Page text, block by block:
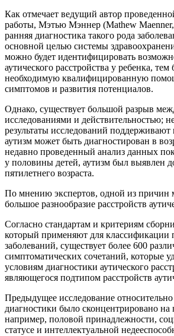
Как отмечает ведущий автор
работы, Мэтью Мэннер (Mathew
ранняя диагностика такого рода
основной целью системы
можно будет идентифицировать
аутического расстройства у ребенка,
необходимую квалифицированную
симптомов и развития потенциалов.
Однако, существует большой разрыв
исследованиями и действительностью;
результаты исследований поддерживают
аутизм может быть диагностирован в
недавно проведенный анализ данных
у половины детей, аутизм был выявлен
пятилетнего возраста.
По мнению экспертов, одной из причин
большое разнообразие расстройств
Согласно стандартам и критериям
который применяют для классификации
заболеваний, существует более 600
симптоматических сочетаний, которые
условиям диагностики аутического
являющегося подтипом расстройств
Предыдущее исследование относительно
диагностики было сконцентрировано
например, половой принадлежности,
статусе и интеллектуальной